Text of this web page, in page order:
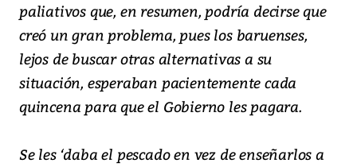
paliativos que, en resumen, podría decirse que
creó un gran problema, pues los baruenses,
lejos de buscar otras alternativas a su
situación, esperaban pacientemente cada
quincena para que el Gobierno les pagara.
Se les ‘daba el pescado en vez de enseñarlos a